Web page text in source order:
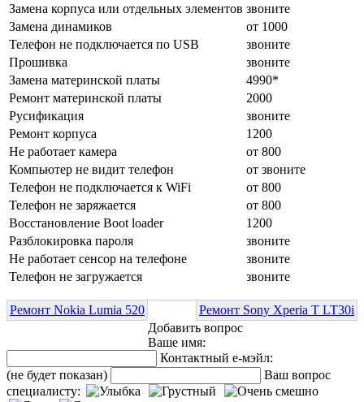
Замена корпуса или отдельных элементов звоните
Замена динамиков
от 1000
Телефон не подключается по USB
звоните
Прошивка
звоните
Замена материнской платы
4990*
Ремонт материнской платы
2000
Русификация
звоните
Ремонт корпуса
1200
Не работает камера
от 800
Компьютер не видит телефон
от звоните
Телефон не подключается к WiFi
от 800
Телефон не заряжается
от 800
Восстановление Boot loader
1200
Разблокировка пароля
звоните
Не работает сенсор на телефоне
звоните
Телефон не загружается
звоните
Ремонт Nokia Lumia 520
Ремонт Sony Xperia T LT30i
Добавить вопрос
Ваше имя:
Контактный е-мэйл:
(не будет показан)
Ваш вопрос
специалисту: